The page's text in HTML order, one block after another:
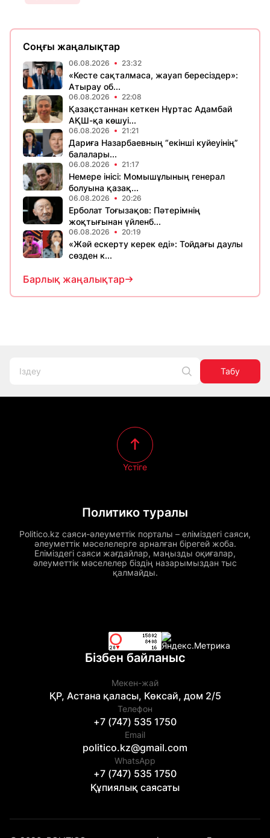
Соңғы жаңалықтар
06.08.2026 23:32
«Кесте сақталмаса, жауап бересіздер»:
Атырау об...
06.08.2026 22:08
Қазақстаннан кеткен Нұртас Адамбай
АҚШ-қа көшуі...
06.08.2026 21:21
Дариға Назарбаевның “екінші куйеуінің”
балалары...
06.08.2026 21:17
Немере інісі: Момышұлының генерал
болуына қазақ...
06.08.2026 20:26
Ерболат Тоғызақов: Пәтерімнің
жоқтығынан үйленб...
06.08.2026 20:19
«Жәй ескерту керек еді»: Тойдағы даулы
сөзден к...
Барлық жаңалықтар
Табу
Политико туралы
Politico.kz саяси-әлеуметтік порталы – еліміздегі саяси,
әлеуметтік мәселелерге арналған бірегей жоба.
Еліміздегі саяси жағдайлар, маңызды оқиғалар,
әлеуметтік мәселелер біздің назарымыздан тыс
қалмайды.
Үстіге
Бізбен байланыс
Мекен-жай
ҚР, Астана қаласы, Көксай, дом 2/5
Телефон
+7 (747) 535 1750
Email
politico.kz@gmail.com
WhatsApp
+7 (747) 535 1750
Құпиялық саясаты